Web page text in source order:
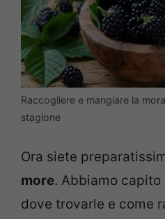
Raccogliere e mangiare la
stagione
Ora siete
more. Abbiamo
dove trovarle e come